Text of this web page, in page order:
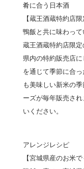
肴に合う日本酒
【蔵王酒蔵特約店
鴨飯と共に味わっ
蔵王酒蔵特約店限
県内の特約販売店
を通じて季節に合
も美味しい新米の
ーズが毎年販売さ
いください。
アレンジレシピ
【宮城県産のお米